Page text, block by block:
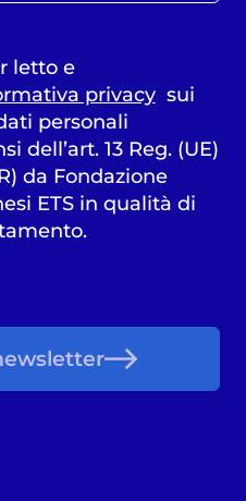
letto e
privacysui
personali
dell’art. 13 Reg. (UE)
da Fondazione
ETS in qualità di